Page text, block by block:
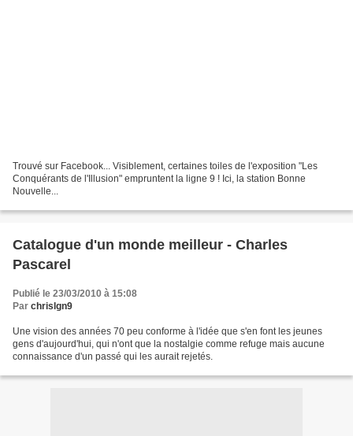
Trouvé sur Facebook... Visiblement, certaines toiles de l'exposition "Les
Conquérants de l'Illusion" empruntent la ligne 9 ! Ici, la station Bonne
Nouvelle...
Catalogue d'un monde meilleur - Charles
Pascarel
Publié le 23/03/2010 à 15:08
Par chrislgn9
Une vision des années 70 peu conforme à l'idée que s'en font les jeunes
gens d'aujourd'hui, qui n'ont que la nostalgie comme refuge mais aucune
connaissance d'un passé qui les aurait rejetés.